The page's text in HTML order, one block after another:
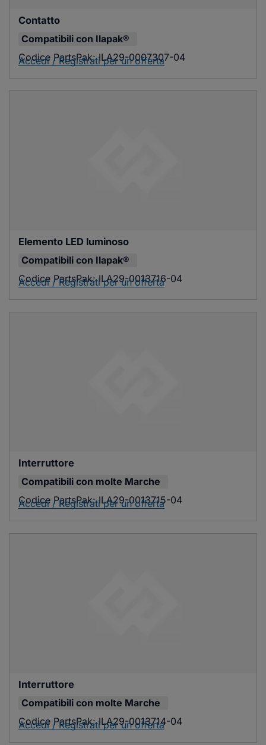
Contatto
Compatibili con Ilapak®
Codice PartsPak:ILA29-0007307-04
Accedi / Registrati per un'offerta
Elemento LED luminoso
Compatibili con Ilapak®
Codice PartsPak:ILA29-0013716-04
Accedi / Registrati per un'offerta
Interruttore
Compatibili con molte Marche
Codice PartsPak:ILA29-0013715-04
Accedi / Registrati per un'offerta
Interruttore
Compatibili con molte Marche
Codice PartsPak:ILA29-0013714-04
Accedi / Registrati per un'offerta